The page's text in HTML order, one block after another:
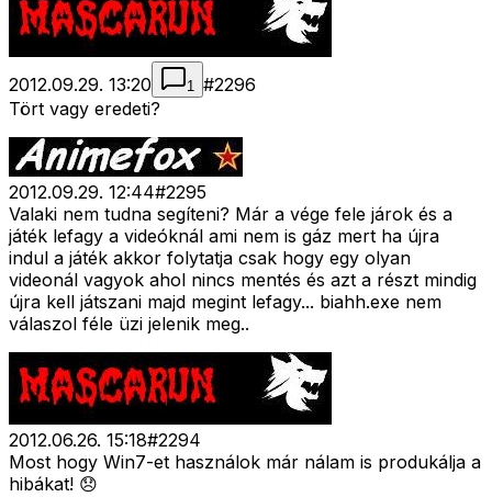
2012.09.29. 13:20 1 #2296
Tört vagy eredeti?
2012.09.29. 12:44#2295
Valaki nem tudna segíteni? Már a vége fele járok és a
játék lefagy a videóknál ami nem is gáz mert ha újra
indul a játék akkor folytatja csak hogy egy olyan
videonál vagyok ahol nincs mentés és azt a részt mindig
újra kell játszani majd megint lefagy... biahh.exe nem
válaszol féle üzi jelenik meg..
2012.06.26. 15:18#2294
Most hogy Win7-et használok már nálam is produkálja a
hibákat! 😞